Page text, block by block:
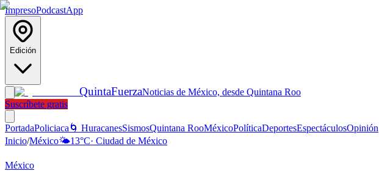
ImpresoPodcastApp
Edición
QuintaFuerzaNoticias de México, desde Quintana Roo
Suscríbete gratis
PortadaPoliciaca 🌀 HuracanesSismosQuintana RooMéxicoPolíticaDeportesEspectáculosOpinión
Inicio/México🌤️13°C· Ciudad de México
México